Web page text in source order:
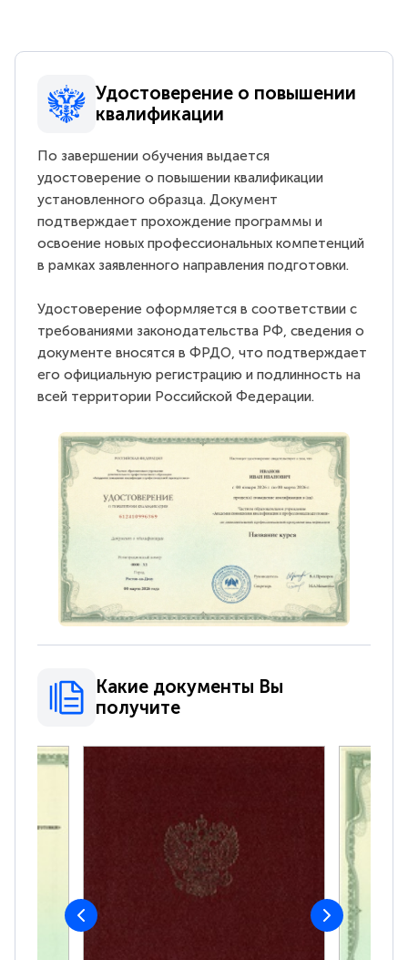
Удостоверение о повышении
квалификации
По завершении обучения выдается
удостоверение о повышении квалификации
установленного образца. Документ
подтверждает прохождение программы и
освоение новых профессиональных компетенций
в рамках заявленного направления подготовки.
Удостоверение оформляется в соответствии с
требованиями законодательства РФ, сведения о
документе вносятся в ФРДО, что подтверждает
его официальную регистрацию и подлинность на
всей территории Российской Федерации.
Какие документы Вы
получите